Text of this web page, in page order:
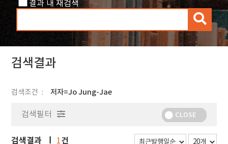
결과 내 재검색
검
색
검색결과
검색조건 저자=Jo Jung-Jae
검색필터 CLOSE
검색결과 1건